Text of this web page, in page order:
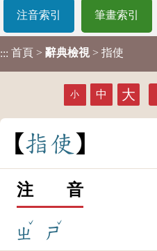
注音索引 筆畫索引
::: 首頁 > 辭典檢視 > 指使
小 中 大
指使
注 音
ㄓ
ˇ
ㄕ
ˇ